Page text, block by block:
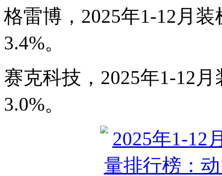
格雷博，2025年1-12月
3.4%。
赛克科技，2025年1-12
3.0%。